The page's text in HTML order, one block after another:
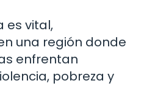
es vital,
una región donde
enfrentan
pobreza y